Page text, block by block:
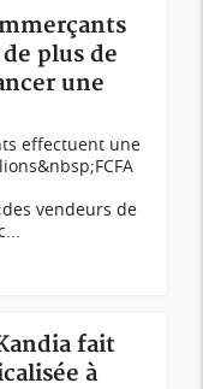
plus de
une
effectuent une
vendeurs de
fait
à